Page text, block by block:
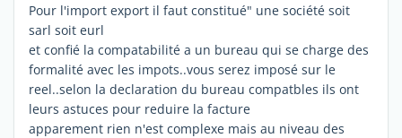
Pour l'import export il faut constitué" une société soit
sarl soit eurl
et confié la compatabilité a un bureau qui se charge des
formalité avec les impots..vous serez imposé sur le
reel..selon la declaration du bureau compatbles ils ont
leurs astuces pour reduire la facture
apparement rien n'est complexe mais au niveau des